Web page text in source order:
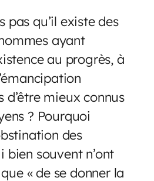
pas qu’il existe des
ayant
au progrès, à
d’être mieux connus
? Pourquoi
des
bien souvent n’ont
« de se donner la